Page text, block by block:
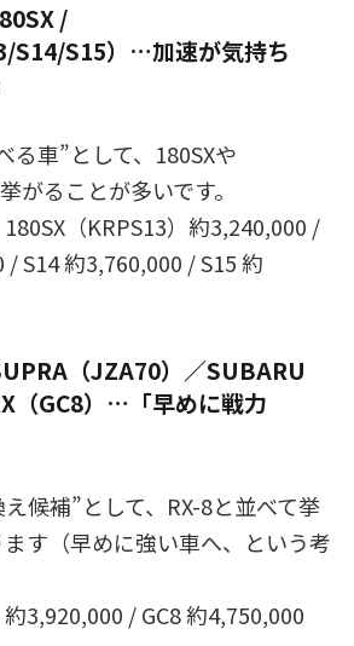
/
S14/S15）…加速が気持ち
る車”として、180SXや
がることが多いです。
（KRPS13）約3,240,000 /
/ S14 約3,760,000 / S15 約
（JZA70）／SUBARU
（GC8）…「早めに戦力
え候補”として、RX-8と並べて挙
す（早めに強い車へ、という考
3,920,000 / GC8 約4,750,000